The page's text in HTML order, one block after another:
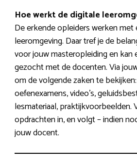
Hoe werkt de digitale
De erkende opleiders werken met
leeromgeving. Daar tref je de
voor jouw masteropleiding en kan
gezocht met de docenten. Via
om de volgende zaken te
oefenexamens, video’s,
lesmateriaal, praktijkvoorbeelden.
opdrachten in, en volgt – indien
jouw docent.